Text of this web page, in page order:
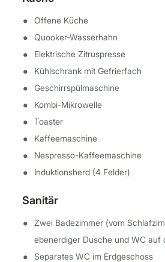
Offene Küche
Quooker-Wasserhahn
Elektrische Zitruspresse
Kühlschrank mit Gefrierfach
Geschirrspülmaschine
Kombi-Mikrowelle
Toaster
Kaffeemaschine
Nespresso-Kaffeemaschine
Induktionsherd (4 Felder)
Sanitär
Zwei Badezimmer (vom
ebenerdiger Dusche und WC auf
Separates WC im Erdgeschoss